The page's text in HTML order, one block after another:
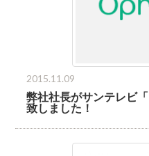
2015.11.09
弊社社長がサンテレビ
致しました！